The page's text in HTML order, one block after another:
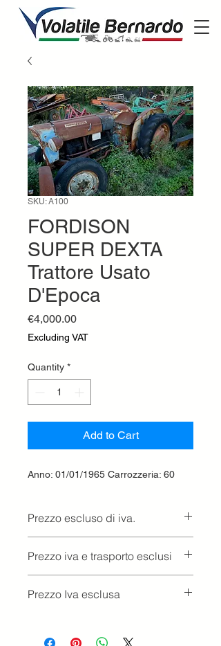
SKU: A100
FORDISON
SUPER DEXTA
Trattore Usato
D'Epoca
€4,000.00Price
Excluding VAT
Quantity *
Add to Cart
Anno: 01/01/1965 Carrozzeria: 60
Prezzo escluso di iva.
Prezzo iva e trasporto esclusi
Prezzo Iva esclusa